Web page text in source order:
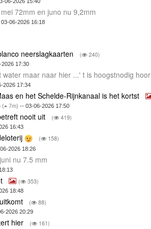
72mm en juno nu 9,2mm
06-2026 16:18
neerslagkaarten ( 240)
17:30
maar naar hier ...' t is hoogstnodig hoor
2026 17:34
en het Schelde-Rijnkanaal is het kortst
( 7m) -- 03-06-2026 17:50
nooit uit ( 419)
16:43
( 158)
2026 18:26
nu 7.5 mm
( 353)
18:48
( 88)
2026 20:29
hier ( 161)